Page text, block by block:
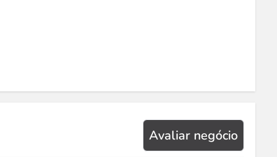
Avaliar negócio